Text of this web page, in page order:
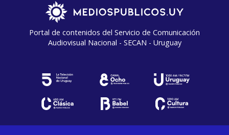
Portal de contenidos del Servicio de Comunicación
Audiovisual Nacional - SECAN - Uruguay